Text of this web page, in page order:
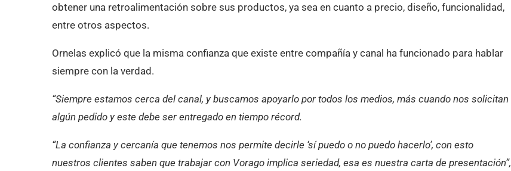
obtener una retroalimentación sobre sus productos, ya sea en cuanto a precio, diseño, funcionalidad,
entre otros aspectos.
Ornelas explicó que la misma confianza que existe entre compañía y canal ha funcionado para hablar
siempre con la verdad.
“Siempre estamos cerca del canal, y buscamos apoyarlo por todos los medios, más cuando nos solicitan
algún pedido y este debe ser entregado en tiempo récord.
“La confianza y cercanía que tenemos nos permite decirle ‘sí puedo o no puedo hacerlo’, con esto
nuestros clientes saben que trabajar con Vorago implica seriedad, esa es nuestra carta de presentación”,